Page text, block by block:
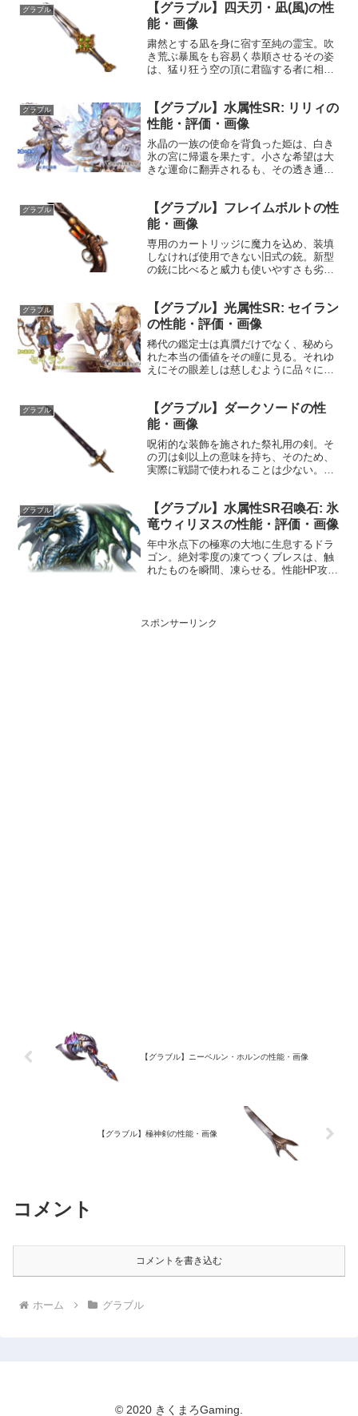
グラブル
【グラブル】四天刃・凪(風)の性
能・画像
粛然とする凪を身に宿す至純の霊宝。吹
き荒ぶ暴風をも容易く恭順させるその姿
は、猛り狂う空の頂に君臨する者に相応
斬敵に風属性4.5倍ダメージ〔減衰値
1,685...
グラブル
【グラブル】水属性SR: リリィの
性能・評価・画像
氷晶の一族の使命を背負った姫は、白き
氷の宮に帰還を果たす。小さな希望は大
きな運命に翻弄されるも、その透き通っ
ル年齢：12歳身長：140cm種族：クリス
タニア趣味：あやと...
グラブル
【グラブル】フレイムボルトの性
能・画像
専用のカートリッジに魔力を込め、装填
しなければ使用できない旧式の銃。新型
の銃に比べると威力も使いやすさも劣る
ニアックな一品。性能属性武器種解放段
階火銃35HP攻撃力MA...
グラブル
【グラブル】光属性SR: セイラン
の性能・評価・画像
稀代の鑑定士は真贋だけでなく、秘めら
れた本当の価値をその瞳に見る。それゆ
えにその眼差しは慈しむように品々に注
明種族：エルーン趣味：不明好き：不明
苦手：不明声優：岡本信彦...
グラブル
【グラブル】ダークソードの性
能・画像
呪術的な装飾を施された祭礼用の剣。そ
の刃は剣以上の意味を持ち、そのため、
実際に戦闘で使われることは少ない。性
に闇属性3.5倍ダメージ〔減衰値1,685,0...
グラブル
【グラブル】水属性SR召喚石: 氷
竜ウィリヌスの性能・評価・画像
年中氷点下の極寒の大地に生息するドラ
ゴン。絶対零度の凍てつくブレスは、触
れたものを瞬間、凍らせる。性能HP攻撃
メ...
スポンサーリンク
【グラブル】ニーベルン・ホルンの性能・画像
【グラブル】極神剣の性能・画像
コメント
コメントを書き込む
ホーム グラブル
© 2020 きくまろGaming.